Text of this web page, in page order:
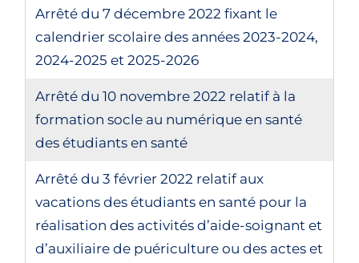
Arrêté du 7 décembre 2022 fixant le
calendrier scolaire des années 2023-2024,
2024-2025 et 2025-2026
Arrêté du 10 novembre 2022 relatif à la
formation socle au numérique en santé
des étudiants en santé
Arrêté du 3 février 2022 relatif aux
vacations des étudiants en santé pour la
réalisation des activités d’aide-soignant et
d’auxiliaire de puériculture ou des actes et